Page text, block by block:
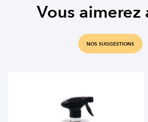
Vous aimerez
NOS SUGGESTIONS